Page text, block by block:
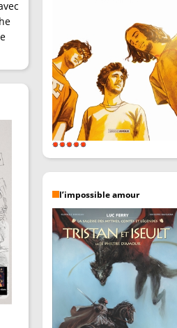
l’impossible amour